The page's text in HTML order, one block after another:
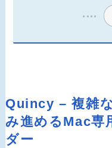
Quincy – 複雑
み進めるMac専
ダー